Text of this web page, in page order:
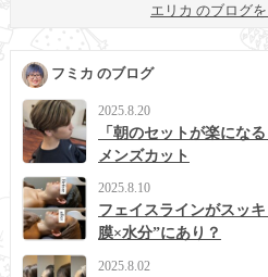
エリカ のブログ
フミカ のブログ
2025.8.20
「朝のセットが楽にな
メンズカット
2025.8.10
フェイスラインがスッ
膜×水分”にあり？
2025.8.02